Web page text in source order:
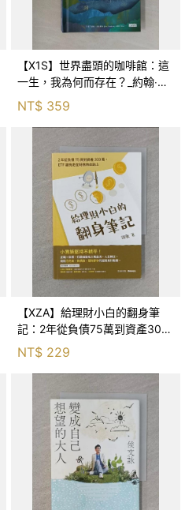
【X1S】世界盡頭的咖啡館：這
一生，我為何而存在？_約翰‧史
崔勒基, Elsa
NT$ 359
【XZA】給理財小白的翻身筆
記：2年從負債75萬到資產300
萬，ETF讓我走在財務自由路上_
鐵蛋
NT$ 229